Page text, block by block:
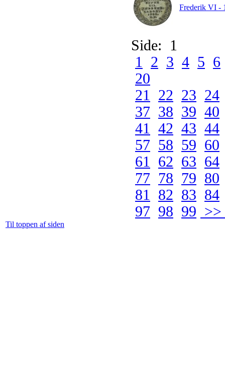
Frederik VI -
Side: 1
1
2 3 4 5 6
20
21
22 23 24
37 38 39 40
41
42 43 44
57 58 59 60
61
62 63 64
77 78 79 80
81
82 83 84
97 98 99 >>
Til toppen af siden